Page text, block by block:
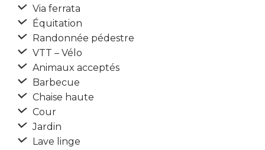
Via ferrata
Équitation
Randonnée pédestre
VTT – Vélo
Animaux acceptés
Barbecue
Chaise haute
Cour
Jardin
Lave linge